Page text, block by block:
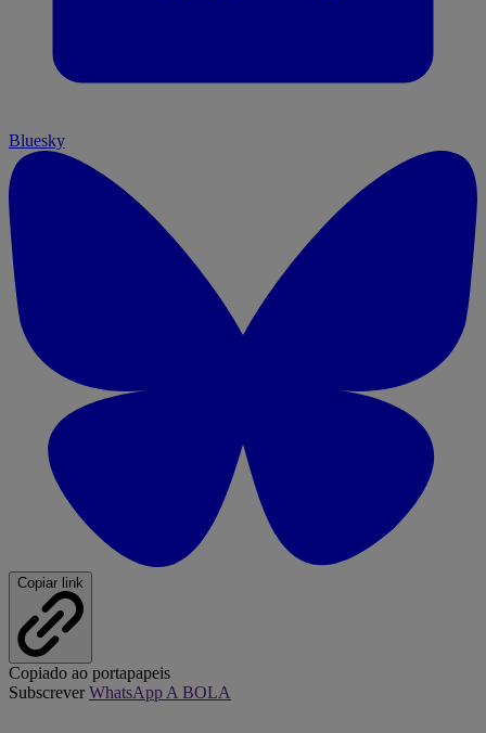
Bluesky
Copiar link
Copiado ao portapapeis
SubscreverWhatsApp A BOLA